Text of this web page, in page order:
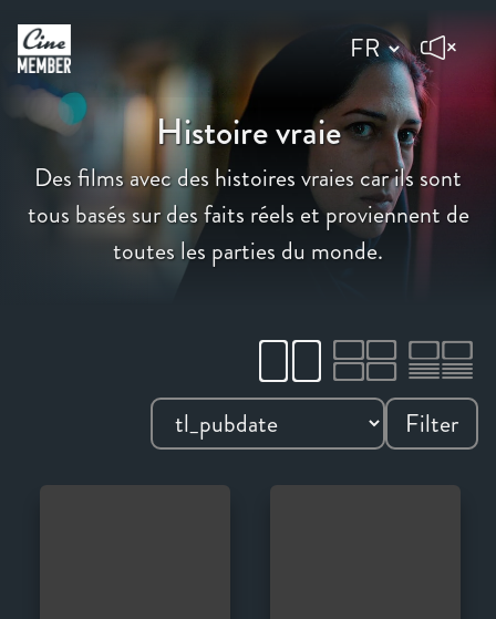
Histoire vraie
Des films avec des histoires vraies car ils sont
tous basés sur des faits réels et proviennent de
toutes les parties du monde.
Filter